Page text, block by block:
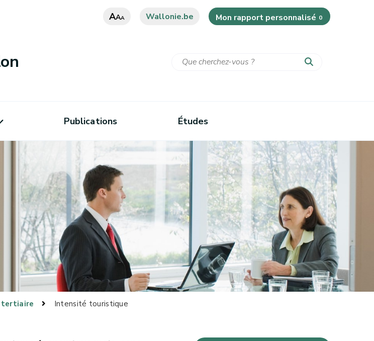
AAA Wallonie.be Mon rapport personnalisé 0
Publications Études
tertiaire Intensité touristique